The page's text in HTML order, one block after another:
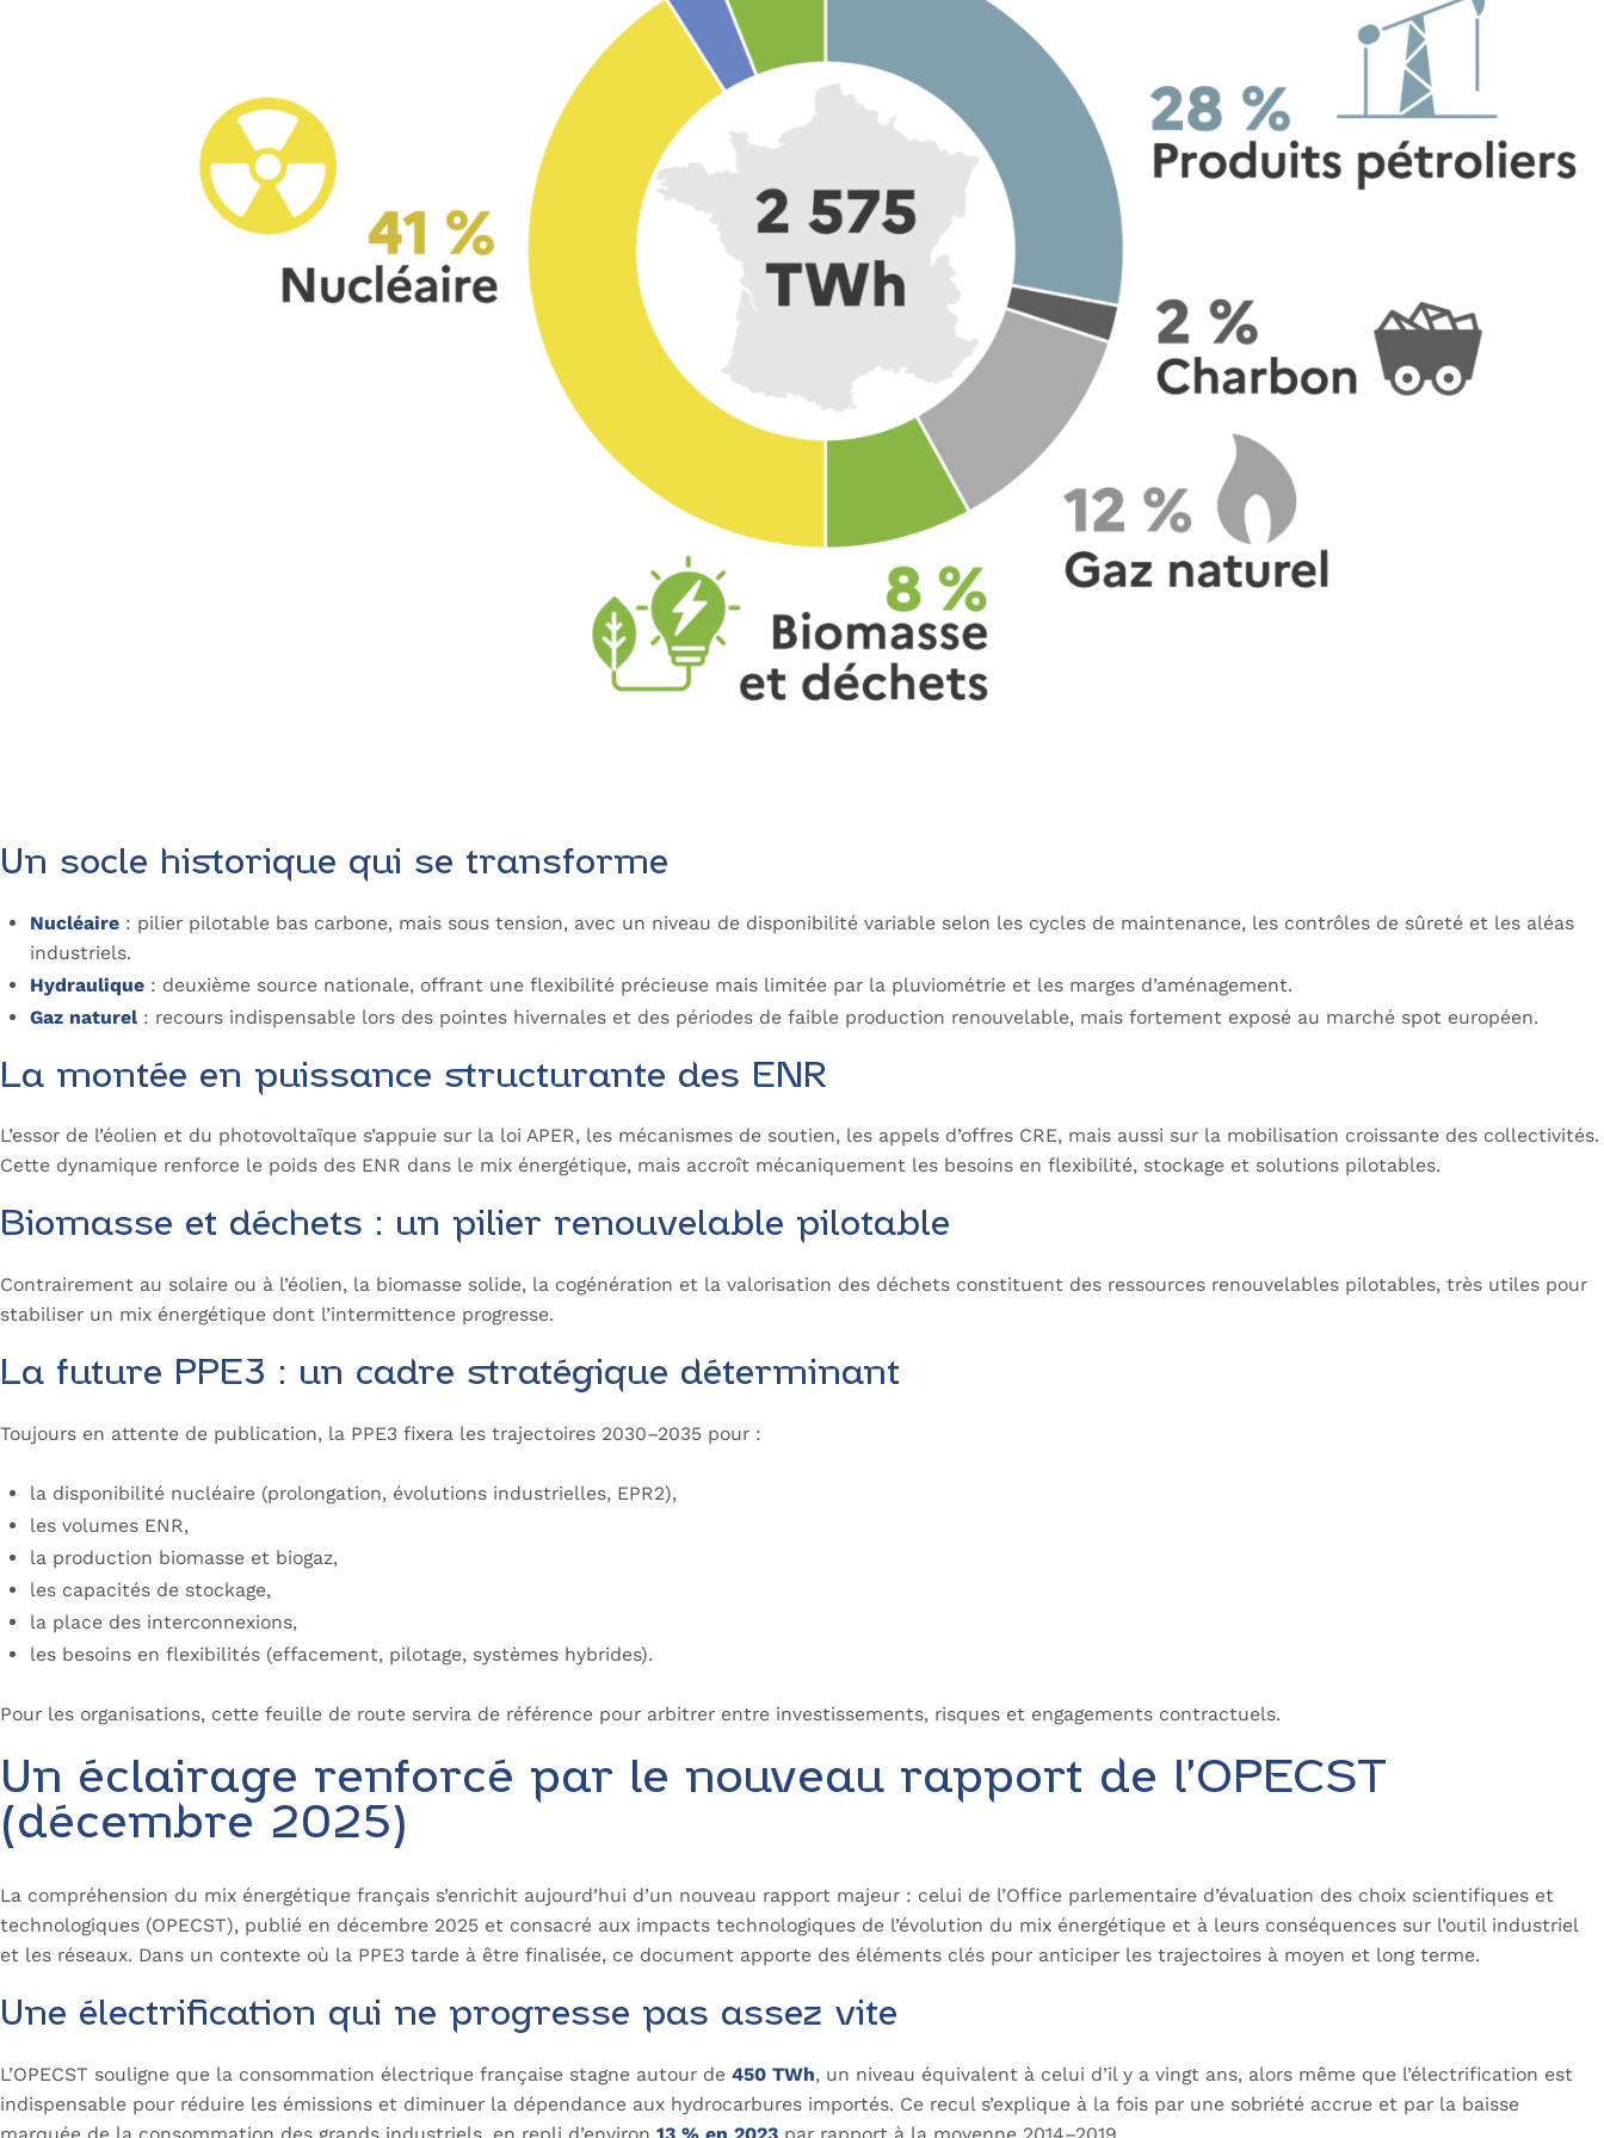
Un socle historique qui se transforme
Nucléaire : pilier pilotable bas carbone, mais sous tension, avec un niveau de disponibilité variable selon les cycles de maintenance, les contrôles de sûreté et les aléas
industriels.
Hydraulique : deuxième source nationale, offrant une flexibilité précieuse mais limitée par la pluviométrie et les marges d’aménagement.
Gaz naturel : recours indispensable lors des pointes hivernales et des périodes de faible production renouvelable, mais fortement exposé au marché spot européen.
La montée en puissance structurante des ENR
L’essor de l’éolien et du photovoltaïque s’appuie sur la loi APER, les mécanismes de soutien, les appels d’offres CRE, mais aussi sur la mobilisation croissante des collectivités.
Cette dynamique renforce le poids des ENR dans le mix énergétique, mais accroît mécaniquement les besoins en flexibilité, stockage et solutions pilotables.
Biomasse et déchets : un pilier renouvelable pilotable
Contrairement au solaire ou à l’éolien, la biomasse solide, la cogénération et la valorisation des déchets constituent des ressources renouvelables pilotables, très utiles pour
stabiliser un mix énergétique dont l’intermittence progresse.
La future PPE3 : un cadre stratégique déterminant
Toujours en attente de publication, la PPE3 fixera les trajectoires 2030–2035 pour :
la disponibilité nucléaire (prolongation, évolutions industrielles, EPR2),
les volumes ENR,
la production biomasse et biogaz,
les capacités de stockage,
la place des interconnexions,
les besoins en flexibilités (effacement, pilotage, systèmes hybrides).
Pour les organisations, cette feuille de route servira de référence pour arbitrer entre investissements, risques et engagements contractuels.
Un éclairage renforcé par le nouveau rapport de l’OPECST
(décembre 2025)
La compréhension du mix énergétique français s’enrichit aujourd’hui d’un nouveau rapport majeur : celui de l’Office parlementaire d’évaluation des choix scientifiques et
technologiques (OPECST), publié en décembre 2025 et consacré aux impacts technologiques de l’évolution du mix énergétique et à leurs conséquences sur l’outil industriel
et les réseaux. Dans un contexte où la PPE3 tarde à être finalisée, ce document apporte des éléments clés pour anticiper les trajectoires à moyen et long terme.
Une électrification qui ne progresse pas assez vite
L’OPECST souligne que la consommation électrique française stagne autour de 450 TWh, un niveau équivalent à celui d’il y a vingt ans, alors même que l’électrification est
indispensable pour réduire les émissions et diminuer la dépendance aux hydrocarbures importés. Ce recul s’explique à la fois par une sobriété accrue et par la baisse